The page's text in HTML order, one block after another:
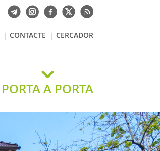
CONTACTE CERCADOR
PORTA A PORTA